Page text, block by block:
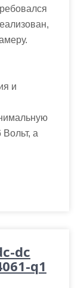
и
а
dc
q1